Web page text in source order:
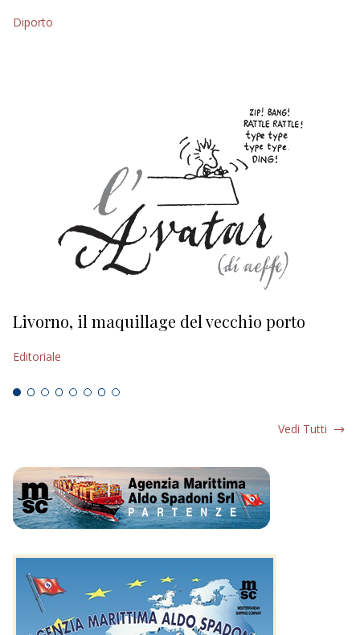
EDITORIALI
Diporto
Livorno, il maquillage del vecchio porto
Editoriale
Vedi Tutti